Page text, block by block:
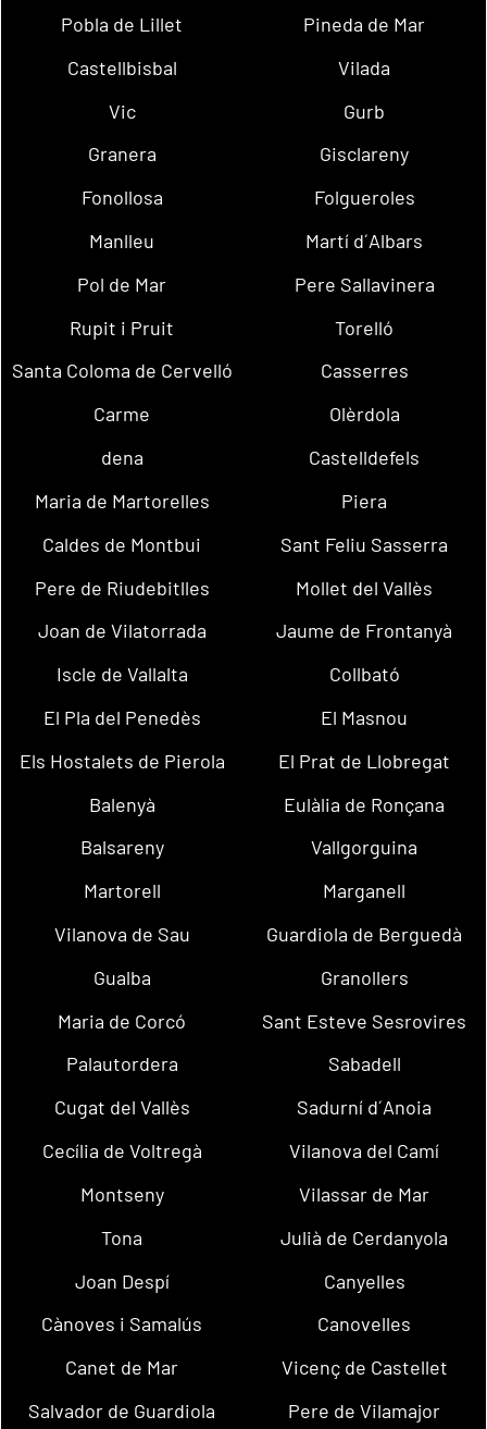
Pobla de Lillet
Pineda de Mar
Castellbisbal
Vilada
Vic
Gurb
Granera
Gisclareny
Fonollosa
Folgueroles
Manlleu
Martí d´Albars
Pol de Mar
Pere Sallavinera
Rupit i Pruit
Torelló
Santa Coloma de Cervelló
Casserres
Carme
Olèrdola
dena
Castelldefels
Maria de Martorelles
Piera
Caldes de Montbui
Sant Feliu Sasserra
Pere de Riudebitlles
Mollet del Vallès
Joan de Vilatorrada
Jaume de Frontanyà
Iscle de Vallalta
Collbató
El Pla del Penedès
El Masnou
Els Hostalets de Pierola
El Prat de Llobregat
Balenyà
Eulàlia de Ronçana
Balsareny
Vallgorguina
Martorell
Marganell
Vilanova de Sau
Guardiola de Berguedà
Gualba
Granollers
Maria de Corcó
Sant Esteve Sesrovires
Palautordera
Sabadell
Cugat del Vallès
Sadurní d´Anoia
Cecília de Voltregà
Vilanova del Camí
Montseny
Vilassar de Mar
Tona
Julià de Cerdanyola
Joan Despí
Canyelles
Cànoves i Samalús
Canovelles
Canet de Mar
Vicenç de Castellet
Salvador de Guardiola
Pere de Vilamajor